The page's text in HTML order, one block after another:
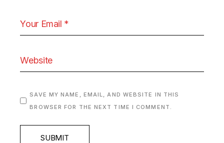
SAVE MY NAME, EMAIL, AND WEBSITE IN THIS
BROWSER FOR THE NEXT TIME I COMMENT.
SUBMIT